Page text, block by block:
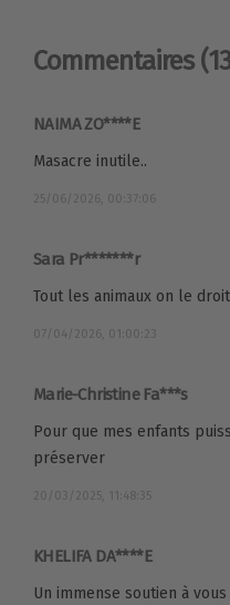
Commentaires
NAIMA ZO****E
Masacre inutile..
25/06/2026, 00:37:06
Sara Pr*******r
Tout les animaux on le
07/04/2026, 01:00:23
Marie-Christine Fa***s
Pour que mes enfants
préserver
20/03/2025, 11:48:35
KHELIFA DA****E
Un immense soutien à